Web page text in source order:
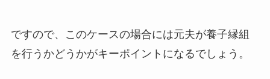
ですので、このケースの場合には元夫が養子縁組
を行うかどうかがキーポイントになるでしょう。